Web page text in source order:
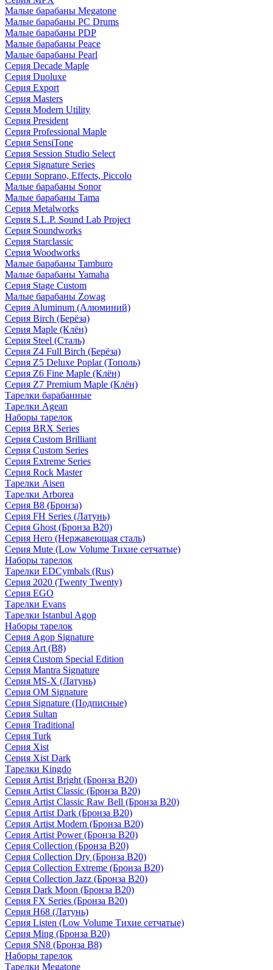
Малые барабаны Megatone
Малые барабаны PC Drums
Малые барабаны PDP
Малые барабаны Peace
Малые барабаны Pearl
Серия Decade Maple
Серия Duoluxe
Серия Export
Серия Masters
Серия Modern Utility
Серия President
Серия Professional Maple
Серия SensiTone
Серия Session Studio Select
Серия Signature Series
Серии Soprano, Effects, Piccolo
Малые барабаны Sonor
Малые барабаны Tama
Серия Metalworks
Серия S.L.P. Sound Lab Project
Серия Soundworks
Серия Starclassic
Серия Woodworks
Малые барабаны Tamburo
Малые барабаны Yamaha
Серия Stage Custom
Малые барабаны Zowag
Серия Aluminum (Алюминий)
Серия Birch (Берёза)
Серия Maple (Клён)
Серия Steel (Сталь)
Серия Z4 Full Birch (Берёза)
Серия Z5 Deluxe Poplar (Тополь)
Серия Z6 Fine Maple (Клён)
Серия Z7 Premium Maple (Клён)
Тарелки барабанные
Тарелки Agean
Наборы тарелок
Серия BRX Series
Серия Custom Brilliant
Серия Custom Series
Серия Extreme Series
Серия Rock Master
Тарелки Aisen
Тарелки Arborea
Серия B8 (Бронза)
Серия FH Series (Латунь)
Серия Ghost (Бронза B20)
Серия Hero (Нержавеющая сталь)
Серия Mute (Low Volume Тихие сетчатые)
Наборы тарелок
Тарелки EDCymbals (Rus)
Серия 2020 (Twenty Twenty)
Серия EGO
Тарелки Evans
Тарелки Istanbul Agop
Наборы тарелок
Серия Agop Signature
Серия Art (B8)
Серия Custom Special Edition
Серия Mantra Signature
Серия MS-X (Латунь)
Серия OM Signature
Серия Signature (Подписные)
Серия Sultan
Серия Traditional
Серия Turk
Серия Xist
Серия Xist Dark
Тарелки Kingdo
Серия Artist Bright (Бронза B20)
Серия Artist Classic (Бронза B20)
Серия Artist Classic Raw Bell (Бронза B20)
Серия Artist Dark (Бронза B20)
Серия Artist Modern (Бронза B20)
Серия Artist Power (Бронза B20)
Серия Collection (Бронза B20)
Серия Collection Dry (Бронза B20)
Серия Collection Extreme (Бронза B20)
Серия Collection Jazz (Бронза B20)
Серия Dark Moon (Бронза B20)
Серия FX Series (Бронза B20)
Серия H68 (Латунь)
Серия Listen (Low Volume Тихие сетчатые)
Серия Ming (Бронза B20)
Серия SN8 (Бронза B8)
Наборы тарелок
Тарелки Megatone